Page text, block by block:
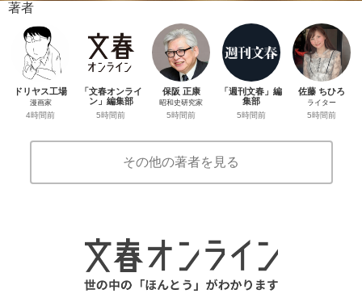
著者
ドリヤス工場
漫画家
4時間前
「文春オンライ
ン」編集部
5時間前
保阪 正康
昭和史研究家
5時間前
「週刊文春」編
集部
5時間前
佐藤 ちひろ
ライター
5時間前
その他の著者を見る